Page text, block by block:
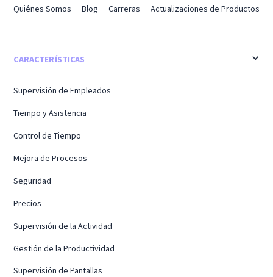
Quiénes Somos Blog Carreras Actualizaciones de Productos
CARACTERÍSTICAS
Supervisión de Empleados
Tiempo y Asistencia
Control de Tiempo
Mejora de Procesos
Seguridad
Precios
Supervisión de la Actividad
Gestión de la Productividad
Supervisión de Pantallas